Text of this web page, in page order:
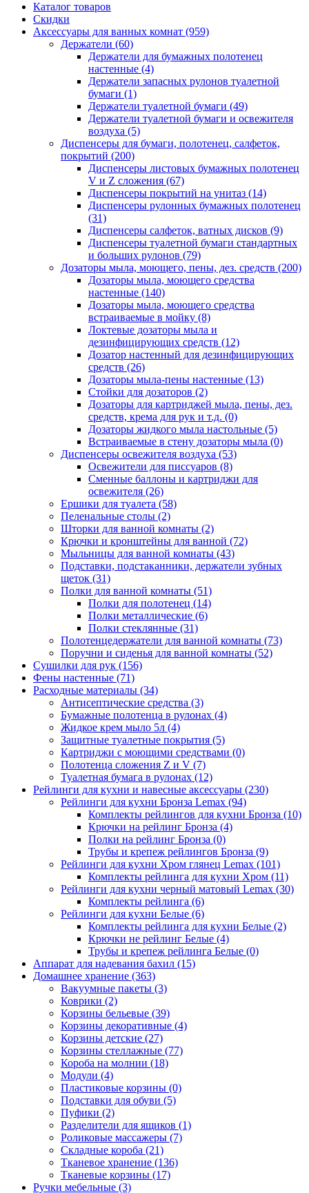
Каталог товаров
Скидки
Аксессуары для ванных комнат (959)
Держатели (60)
Держатели для бумажных полотенец
настенные (4)
Держатели запасных рулонов туалетной
бумаги (1)
Держатели туалетной бумаги (49)
Держатели туалетной бумаги и освежителя
воздуха (5)
Диспенсеры для бумаги, полотенец, салфеток,
покрытий (200)
Диспенсеры листовых бумажных полотенец
V и Z сложения (67)
Диспенсеры покрытий на унитаз (14)
Диспенсеры рулонных бумажных полотенец
(31)
Диспенсеры салфеток, ватных дисков (9)
Диспенсеры туалетной бумаги стандартных
и больших рулонов (79)
Дозаторы мыла, моющего, пены, дез. средств (200)
Дозаторы мыла, моющего средства
настенные (140)
Дозаторы мыла, моющего средства
встраиваемые в мойку (8)
Локтевые дозаторы мыла и
дезинфицирующих средств (12)
Дозатор настенный для дезинфицирующих
средств (26)
Дозаторы мыла-пены настенные (13)
Стойки для дозаторов (2)
Дозаторы для картриджей мыла, пены, дез.
средств, крема для рук и т.д. (0)
Дозаторы жидкого мыла настольные (5)
Встраиваемые в стену дозаторы мыла (0)
Диспенсеры освежителя воздуха (53)
Освежители для писсуаров (8)
Сменные баллоны и картриджи для
освежителя (26)
Ершики для туалета (58)
Пеленальные столы (2)
Шторки для ванной комнаты (2)
Крючки и кронштейны для ванной (72)
Мыльницы для ванной комнаты (43)
Подставки, подстаканники, держатели зубных
щеток (31)
Полки для ванной комнаты (51)
Полки для полотенец (14)
Полки металлические (6)
Полки стеклянные (31)
Полотенцедержатели для ванной комнаты (73)
Поручни и сиденья для ванной комнаты (52)
Сушилки для рук (156)
Фены настенные (71)
Расходные материалы (34)
Антисептические средства (3)
Бумажные полотенца в рулонах (4)
Жидкое крем мыло 5л (4)
Защитные туалетные покрытия (5)
Картриджи с моющими средствами (0)
Полотенца сложения Z и V (7)
Туалетная бумага в рулонах (12)
Рейлинги для кухни и навесные аксессуары (230)
Рейлинги для кухни Бронза Lemax (94)
Комплекты рейлингов для кухни Бронза (10)
Крючки на рейлинг Бронза (4)
Полки на рейлинг Бронза (0)
Трубы и крепеж рейлингов Бронза (9)
Рейлинги для кухни Хром глянец Lemax (101)
Комплекты рейлинга для кухни Хром (11)
Рейлинги для кухни черный матовый Lemax (30)
Комплекты рейлинга (6)
Рейлинги для кухни Белые (6)
Комплекты рейлинга для кухни Белые (2)
Крючки не рейлинг Белые (4)
Трубы и крепеж рейлинга Белые (0)
Аппарат для надевания бахил (15)
Домашнее хранение (363)
Вакуумные пакеты (3)
Коврики (2)
Корзины бельевые (39)
Корзины декоративные (4)
Корзины детские (27)
Корзины стеллажные (77)
Короба на молнии (18)
Модули (4)
Пластиковые корзины (0)
Подставки для обуви (5)
Пуфики (2)
Разделители для ящиков (1)
Роликовые массажеры (7)
Складные короба (21)
Тканевое хранение (136)
Тканевые корзины (17)
Ручки мебельные (3)